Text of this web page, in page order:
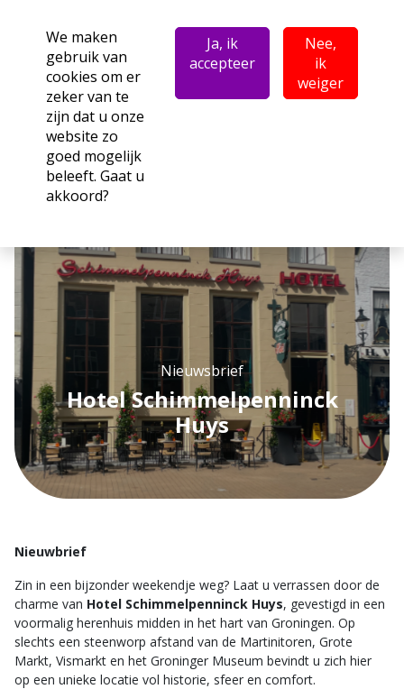
We maken
gebruik van
cookies om er
zeker van te
zijn dat u onze
website zo
goed mogelijk
beleeft. Gaat u
akkoord?
Ja, ik
accepteer
Nee,
ik
weiger
Nieuwsbrief
Hotel Schimmelpenninck
Huys
Nieuwbrief
Zin in een bijzonder weekendje weg? Laat u verrassen door de
charme van Hotel Schimmelpenninck Huys, gevestigd in een
voormalig herenhuis midden in het hart van Groningen. Op
slechts een steenworp afstand van de Martinitoren, Grote
Markt, Vismarkt en het Groninger Museum bevindt u zich hier
op een unieke locatie vol historie, sfeer en comfort.